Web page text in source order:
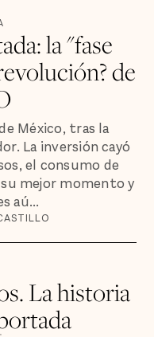
la "fase
de
México, tras la
La inversión cayó
el consumo de
mejor momento y
aú...
La historia